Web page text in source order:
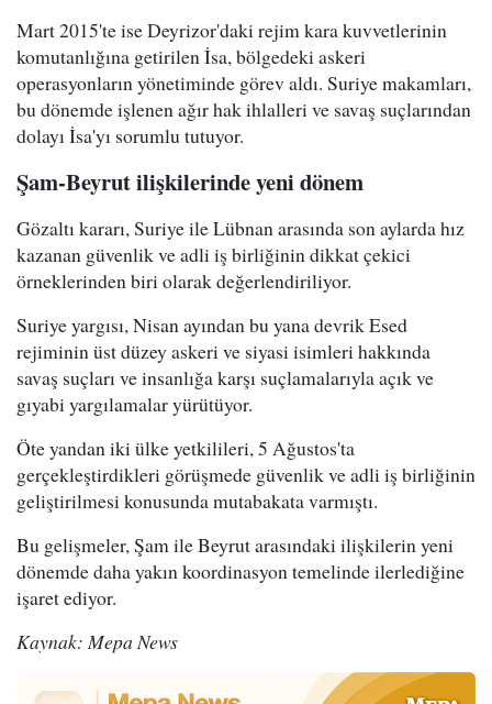
Mart 2015'te ise Deyrizor'daki rejim kara kuvvetlerinin
komutanlığına getirilen İsa, bölgedeki askeri
operasyonların yönetiminde görev aldı. Suriye makamları,
bu dönemde işlenen ağır hak ihlalleri ve savaş suçlarından
dolayı İsa'yı sorumlu tutuyor.
Şam-Beyrut ilişkilerinde yeni dönem
Gözaltı kararı, Suriye ile Lübnan arasında son aylarda hız
kazanan güvenlik ve adli iş birliğinin dikkat çekici
örneklerinden biri olarak değerlendiriliyor.
Suriye yargısı, Nisan ayından bu yana devrik Esed
rejiminin üst düzey askeri ve siyasi isimleri hakkında
savaş suçları ve insanlığa karşı suçlamalarıyla açık ve
gıyabi yargılamalar yürütüyor.
Öte yandan iki ülke yetkilileri, 5 Ağustos'ta
gerçekleştirdikleri görüşmede güvenlik ve adli iş birliğinin
geliştirilmesi konusunda mutabakata varmıştı.
Bu gelişmeler, Şam ile Beyrut arasındaki ilişkilerin yeni
dönemde daha yakın koordinasyon temelinde ilerlediğine
işaret ediyor.
Kaynak: Mepa News